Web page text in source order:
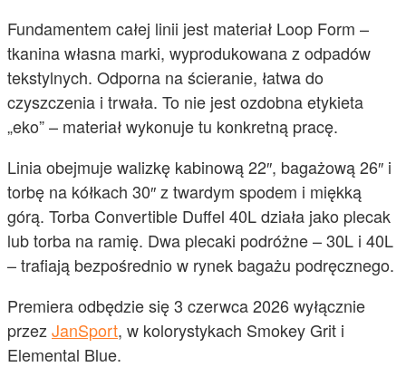
Fundamentem całej linii jest materiał Loop Form –
tkanina własna marki, wyprodukowana z odpadów
tekstylnych. Odporna na ścieranie, łatwa do
czyszczenia i trwała. To nie jest ozdobna etykieta
„eko” – materiał wykonuje tu konkretną pracę.
Linia obejmuje walizkę kabinową 22″, bagażową 26″ i
torbę na kółkach 30″ z twardym spodem i miękką
górą. Torba Convertible Duffel 40L działa jako plecak
lub torba na ramię. Dwa plecaki podróżne – 30L i 40L
– trafiają bezpośrednio w rynek bagażu podręcznego.
Premiera odbędzie się 3 czerwca 2026 wyłącznie
przez JanSport, w kolorystykach Smokey Grit i
Elemental Blue.